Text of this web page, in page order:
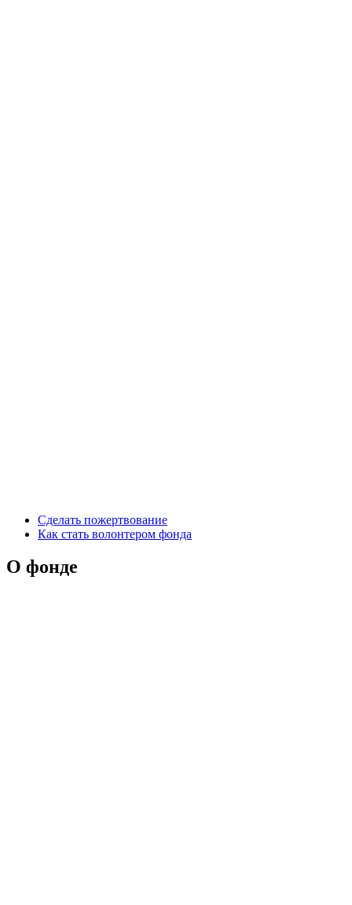
Сделать пожертвование
Как стать волонтером фонда
О фонде